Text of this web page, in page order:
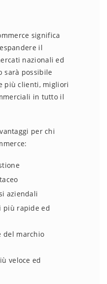
significa
il
nazionali ed
sarà possibile
più clienti, migliori
in tutto il
per chi
aziendali
più rapide ed
del marchio
veloce ed